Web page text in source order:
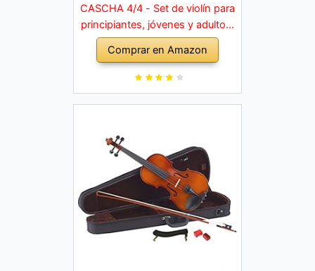
CASCHA 4/4 - Set de violín para
principiantes, jóvenes y adultos,
violín macizo con arco, colofonia,
cuerdas de repuesto, soporte
para hombro, maletín, abeto
Comprar en Amazon